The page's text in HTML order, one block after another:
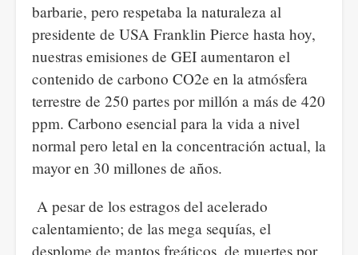
barbarie, pero respetaba la naturaleza al
presidente de USA Franklin Pierce hasta hoy,
nuestras emisiones de GEI aumentaron el
contenido de carbono CO2e en la atmósfera
terrestre de 250 partes por millón a más de 420
ppm. Carbono esencial para la vida a nivel
normal pero letal en la concentración actual, la
mayor en 30 millones de años.
A pesar de los estragos del acelerado
calentamiento; de las mega sequías, el
desplome de mantos freáticos, de muertes por